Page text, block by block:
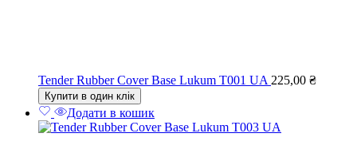
Tender Rubber Cover Base Lukum T001 UA 225,00 ₴
Купити в один клік
Додати в кошик